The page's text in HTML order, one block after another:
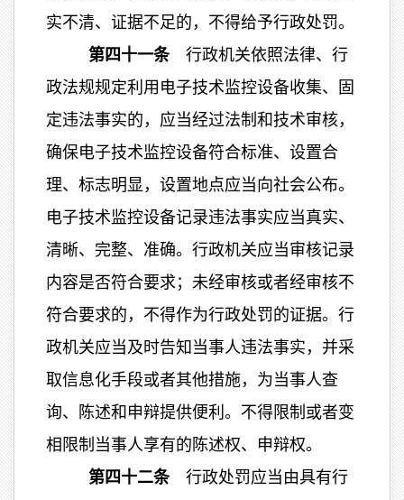
实不清、证据不足的，不得给予行政处罚。
第四十一条行政机关依照法律、行
政法规规定利用电子技术监控设备收集、固
定违法事实的，应当经过法制和技术审核，
确保电子技术监控设备符合标准、设置合
理、标志明显，设置地点应当向社会公布。
电子技术监控设备记录违法事实应当真实、
清晰、完整、准确。行政机关应当审核记录
内容是否符合要求；未经审核或者经审核不
符合要求的，不得作为行政处罚的证据。行
政机关应当及时告知当事人违法事实，并采
取信息化手段或者其他措施，为当事人查
询、陈述和申辩提供便利。不得限制或者变
相限制当事人享有的陈述权、申辩权。
第四十二条行政处罚应当由具有行